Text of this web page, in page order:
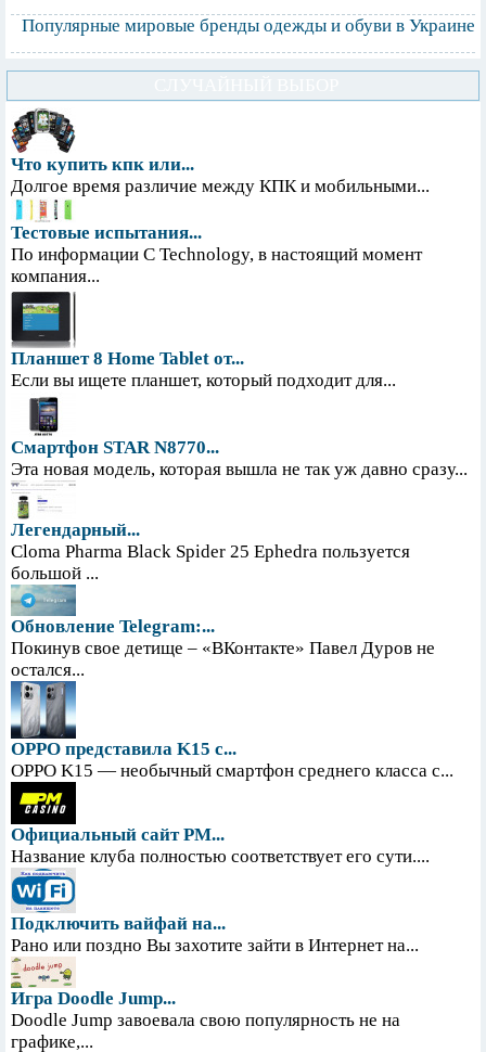
Популярные мировые бренды одежды и обуви в Украине
Что купить кпк или...
Долгое время различие между КПК и мобильными...
Тестовые испытания...
По информации С Technology, в настоящий момент
компания...
Планшет 8 Home Tablet от...
Если вы ищете планшет, который подходит для...
Смартфон STAR N8770...
Эта новая модель, которая вышла не так уж давно сразу...
Легендарный...
Cloma Pharma Black Spider 25 Ephedra пользуется
большой ...
Обновление Telegram:...
Покинув свое детище – «ВКонтакте» Павел Дуров не
остался...
OPPO представила K15 с...
OPPO K15 — необычный смартфон среднего класса с...
Официальный сайт PM...
Название клуба полностью соответствует его сути....
Подключить вайфай на...
Рано или поздно Вы захотите зайти в Интернет на...
Игра Doodle Jump...
Doodle Jump завоевала свою популярность не на
графике,...